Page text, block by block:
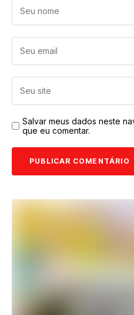
Salvar meus dados neste
que eu comentar.